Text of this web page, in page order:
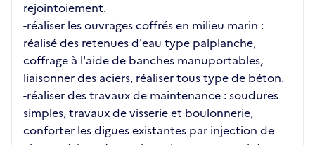
rejointoiement.
-réaliser les ouvrages coffrés en milieu marin :
réalisé des retenues d'eau type palplanche,
coffrage à l'aide de banches manuportables,
liaisonner des aciers, réaliser tous type de béton.
-réaliser des travaux de maintenance : soudures
simples, travaux de visserie et boulonnerie,
conforter les digues existantes par injection de